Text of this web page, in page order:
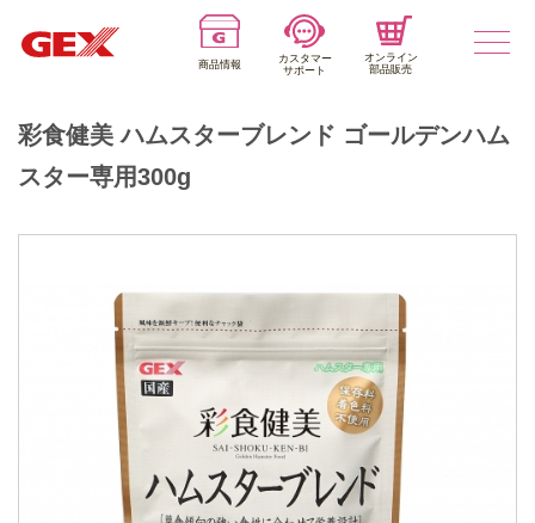
商品情報
カスタマー
サポート
オンライン
部品販売
彩食健美 ハムスターブレンド ゴールデンハム
スター専用300g